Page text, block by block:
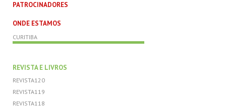
PATROCINADORES
ONDE ESTAMOS
CURITIBA
REVISTA E LIVROS
REVISTA120
REVISTA119
REVISTA118